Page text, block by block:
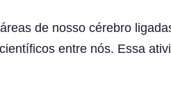
de nosso cérebro
entre nós. Essa